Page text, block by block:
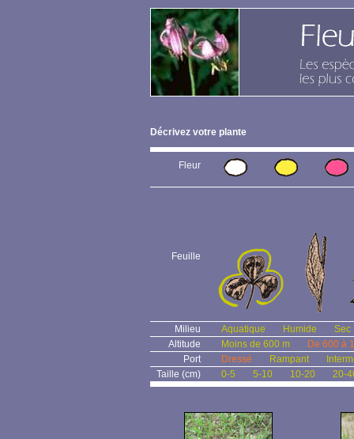
Décrivez votre plante
Fleur
Feuille
Milieu Aquatique Humide
Sec
Altitude
Moins de 600 m
De 600 à
Port
Dressé Rampant
Taille (cm)
0-5 5-10 10-20 20-